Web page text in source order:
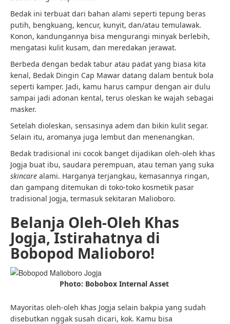
Bedak ini terbuat dari bahan alami seperti tepung beras
putih, bengkuang, kencur, kunyit, dan/atau temulawak.
Konon, kandungannya bisa mengurangi minyak berlebih,
mengatasi kulit kusam, dan meredakan jerawat.
Berbeda dengan bedak tabur atau padat yang biasa kita
kenal, Bedak Dingin Cap Mawar datang dalam bentuk bola
seperti kamper. Jadi, kamu harus campur dengan air dulu
sampai jadi adonan kental, terus oleskan ke wajah sebagai
masker.
Setelah dioleskan, sensasinya adem dan bikin kulit segar.
Selain itu, aromanya juga lembut dan menenangkan.
Bedak tradisional ini cocok banget dijadikan oleh-oleh khas
Jogja buat ibu, saudara perempuan, atau teman yang suka
skincare alami. Harganya terjangkau, kemasannya ringan,
dan gampang ditemukan di toko-toko kosmetik pasar
tradisional Jogja, termasuk sekitaran Malioboro.
Belanja Oleh-Oleh Khas
Jogja, Istirahatnya di
Bobopod Malioboro!
Photo: Bobobox Internal Asset
Mayoritas oleh-oleh khas Jogja selain bakpia yang sudah
disebutkan nggak susah dicari, kok. Kamu bisa